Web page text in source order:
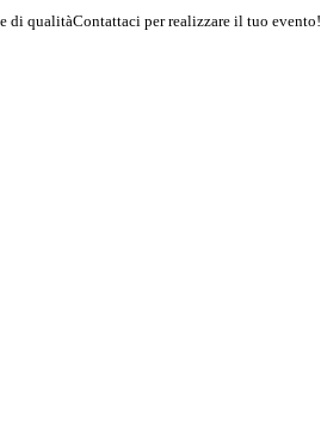
di qualitàContattaci per realizzare il tuo evento!